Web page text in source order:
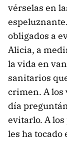
vérselas en
obligados a
Alicia, a
la vida en
sanitarios
crimen. A los
día
evitarlo. A
les ha tocado